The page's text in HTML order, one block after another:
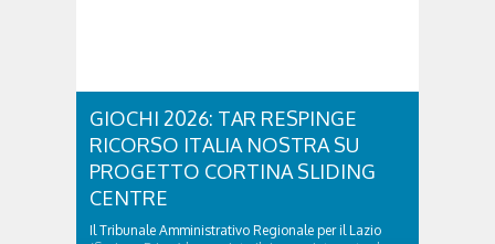
GIOCHI 2026: TAR RESPINGE
RICORSO ITALIA NOSTRA SU
PROGETTO CORTINA SLIDING
CENTRE
Il Tribunale Amministrativo Regionale per il Lazio